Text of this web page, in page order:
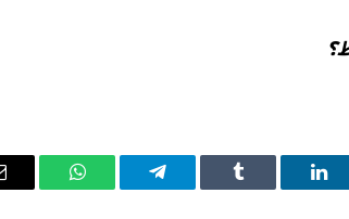
لينكدإن Tumblr تيلقرام واتساب